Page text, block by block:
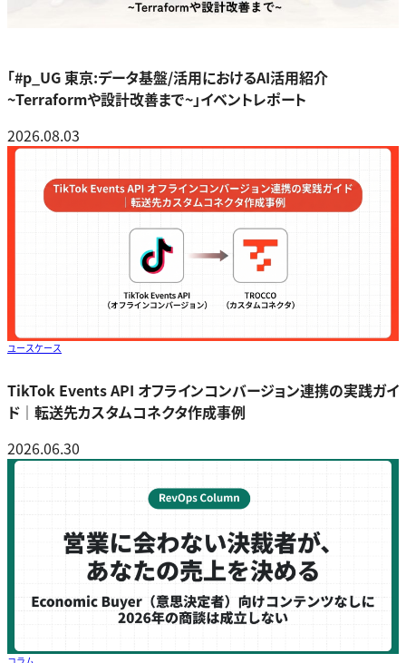
「#p_UG 東京:データ基盤/活用におけるAI活用紹介
~Terraformや設計改善まで~」イベントレポート
2026.08.03
ユースケース
TikTok Events API オフラインコンバージョン連携の実践ガイ
ド｜転送先カスタムコネクタ作成事例
2026.06.30